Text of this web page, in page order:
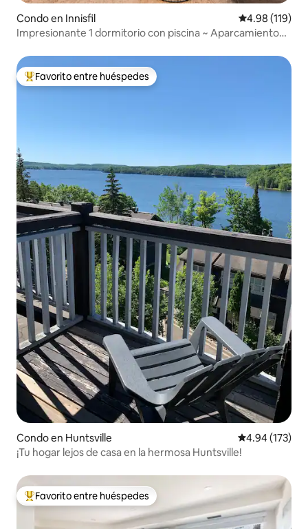
Condo en Innisfil Calificación
4.98 (119)
Impresionante 1 dormitorio con piscina ~ Aparcamiento
Favorito entre huéspedes preferido
Favorito entre huéspedes
Condo en Huntsville Calificación
4.94 (173)
¡Tu hogar lejos de casa en la hermosa Huntsville!
Favorito entre huéspedes preferido
Favorito entre huéspedes